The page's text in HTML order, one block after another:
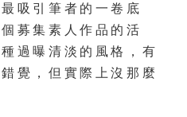
吸引筆者的一卷底
募集素人作品的活
過曝清淡的風格，有
覺，但實際上沒那麼